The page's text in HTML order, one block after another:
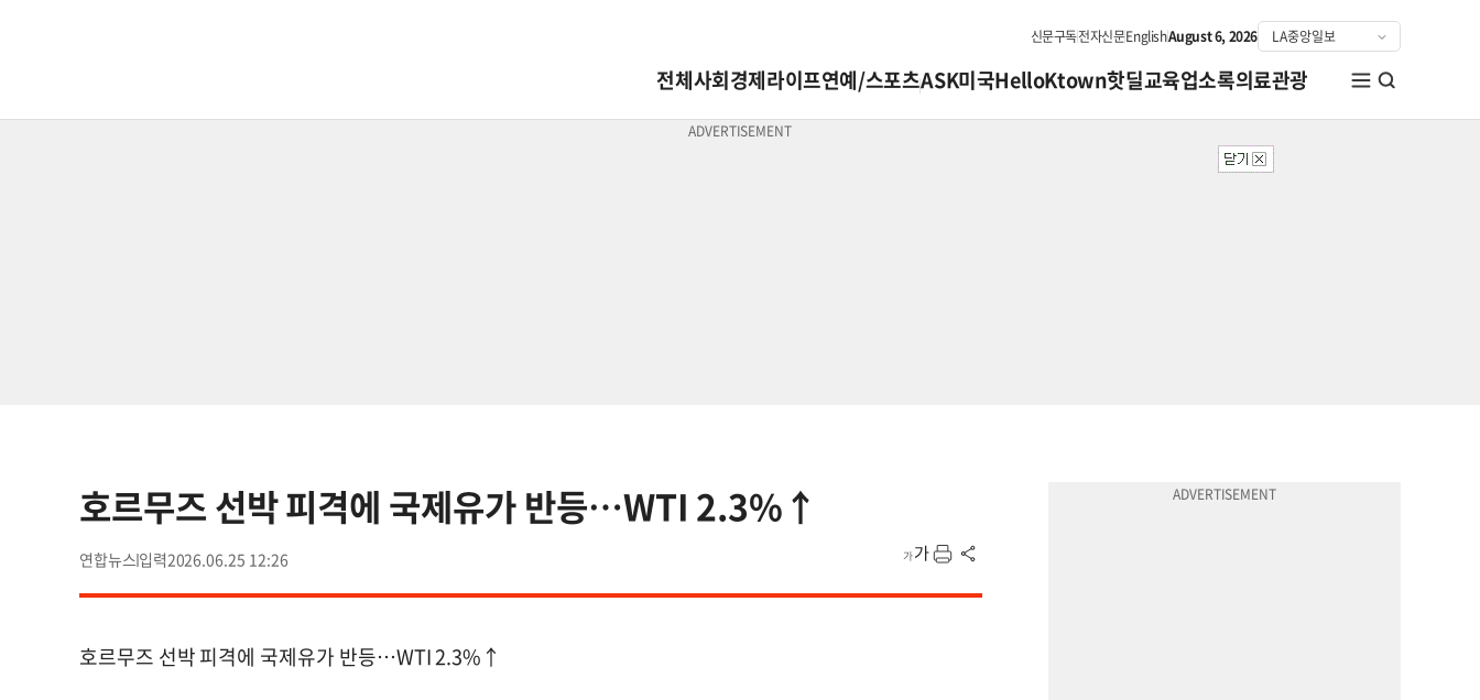
신문구독전자신문EnglishAugust 6, 2026
전체사회경제라이프연예/스포츠ASK미국HelloKtown핫딜교육업소록의료관광
호르무즈 선박 피격에 국제유가 반등…WTI 2.3%↑
연합뉴스 2026.06.25 12:26
호르무즈 선박 피격에 국제유가 반등…WTI 2.3%↑